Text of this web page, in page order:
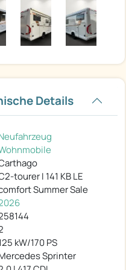
Details
tourer I 141 KB LE
Summer Sale
kW/170 PS
Sprinter